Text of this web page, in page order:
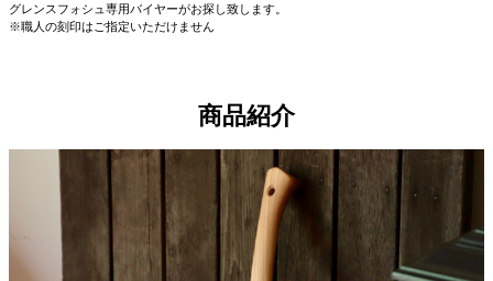
グレンスフォシュ専用バイヤーがお探し致します。
※職人の刻印はご指定いただけません
商品紹介